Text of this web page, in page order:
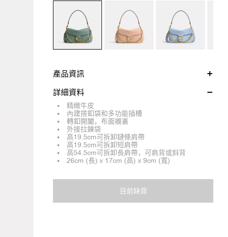
產品資訊
詳細資料
精緻牛皮
內建搭釦袋和多功能插槽
轉釦開闔，布面襯裏
外接拉鍊袋
高19.5cm可拆卸鏈條肩帶
高19.5cm可拆卸短肩帶
高54.5cm可拆卸長肩帶，可肩背或斜背
26cm (長) x 17cm (高) x 9cm (寬)
目前缺貨